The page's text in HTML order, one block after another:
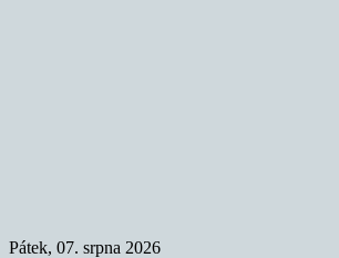
Pátek, 07. srpna 2026